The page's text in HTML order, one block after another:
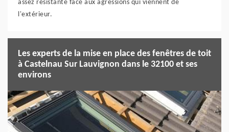
assez résistante face aux agressions qui viennent de
l'extérieur.
Les experts de la mise en place des fenêtres de toit
à Castelnau Sur Lauvignon dans le 32100 et ses
environs